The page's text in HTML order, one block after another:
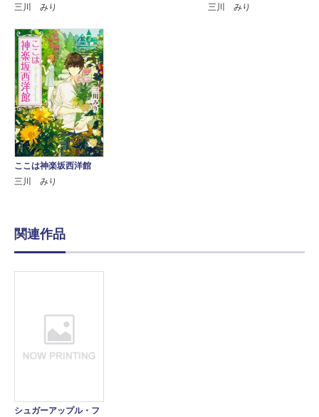
三川 みり
三川 みり
ここは神楽坂西洋館
三川 みり
関連作品
シュガーアップル・フ